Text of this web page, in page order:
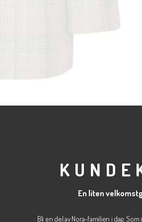
En liten
Bli en del av Nora-familien i dag.